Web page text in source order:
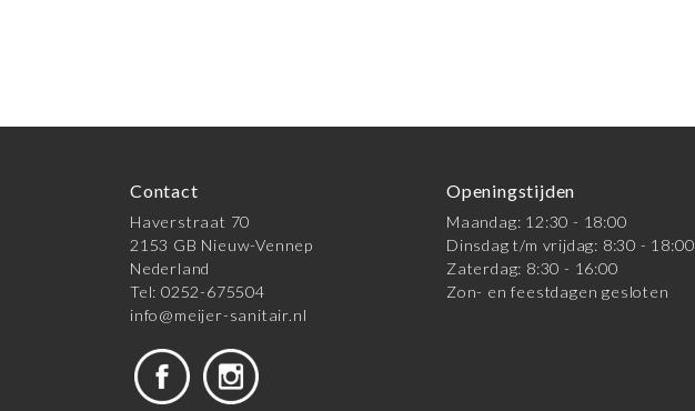
Contact
Haverstraat 70
2153 GB Nieuw-Vennep
Nederland
Tel: 0252-675504
info@meijer-sanitair.nl
Openingstijden
Maandag: 12:30 - 18:00
Dinsdag t/m vrijdag: 8:30 - 18:00
Zaterdag: 8:30 - 16:00
Zon- en feestdagen gesloten